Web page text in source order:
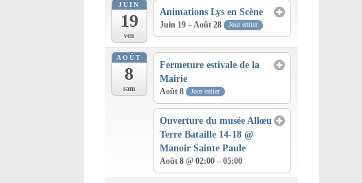
JUIN
19
ven
Animations Lys en Scène
Juin 19 – Août 28 Jour entier
AOÛT
8
sam
Fermeture estivale de la
Mairie
Août 8 Jour entier
Ouverture du musée Allœu
Terre Bataille 14-18@
Manoir Sainte Paule
Août 8 @ 02:00 – 05:00